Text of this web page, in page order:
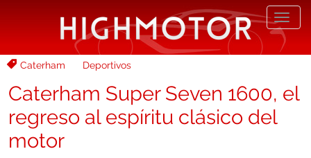
Caterham Deportivos
Caterham Super Seven 1600, el
regreso al espíritu clásico del
motor